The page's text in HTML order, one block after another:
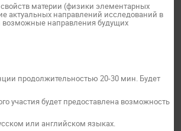
материи (физики элементарных
актуальных направлений исследований в
возможные направления будущих
продолжительностью 20-30 мин. Будет
участия будет предоставлена возможность
или английском языках.